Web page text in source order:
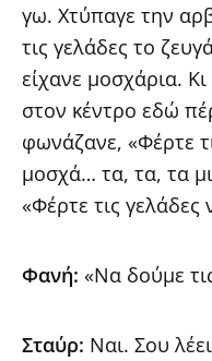
γω. Χτύπαγε την
τις γελάδες το
είχανε μοσχάρια.
στον κέντρο εδώ
φωνάζανε, «Φέρτε
μοσχά… τα, τα, τα
«Φέρτε τις
Φανή: «Να δούμε
Σταύρ: Ναι. Σου